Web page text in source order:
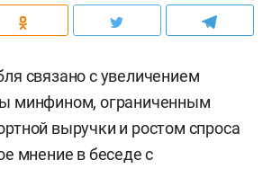
связано с увеличением
минфином, ограниченным
выручки и ростом спроса
мнение в беседе с